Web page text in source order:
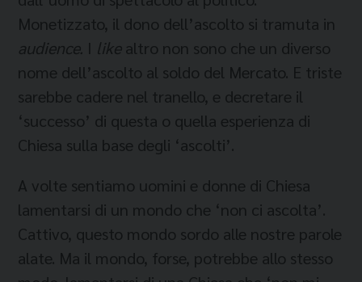
Monetizzato, il dono dell’ascolto si tramuta in
audience. I likealtro non sono che un diverso
nome dell’ascolto al soldo del Mercato. E triste
sarebbe cadere nel tranello, e decretare il
‘successo’ di questa o quella esperienza di
Chiesa sulla base degli ‘ascolti’.
A volte sentiamo uomini e donne di Chiesa
lamentarsi di un mondo che ‘non ci ascolta’.
Cattivo, questo mondo sordo alle nostre parole
alate. Ma il mondo, forse, potrebbe allo stesso